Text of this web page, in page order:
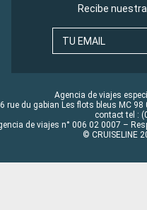
Recibe
TU EMAIL
Agencia de viajes
rue du gabian Les flots bleus MC
contact tel :
de viajes n° 006 02 0007 –
© CRUISELINE